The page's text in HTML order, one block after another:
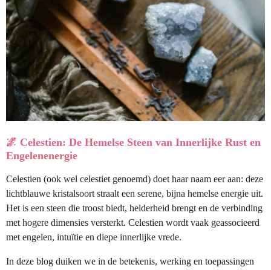
🌌 Celestien: De Hemelse Steen van Innerlijke Rust en
Engelenenergie
Celestien (ook wel celestiet genoemd) doet haar naam eer aan: deze
lichtblauwe kristalsoort straalt een serene, bijna hemelse energie uit.
Het is een steen die troost biedt, helderheid brengt en de verbinding
met hogere dimensies versterkt. Celestien wordt vaak geassocieerd
met engelen, intuïtie en diepe innerlijke vrede.
In deze blog duiken we in de betekenis, werking en toepassingen